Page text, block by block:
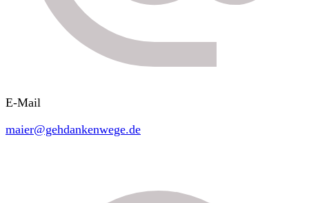
E-Mail
maier@gehdankenwege.de